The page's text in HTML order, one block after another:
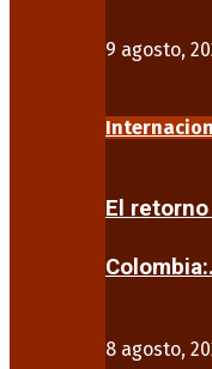
9 agosto,
El retorno
8 agosto,